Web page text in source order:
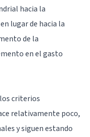
hacia la
lugar de hacia la
de la
en el gasto
criterios
relativamente poco,
y siguen estando